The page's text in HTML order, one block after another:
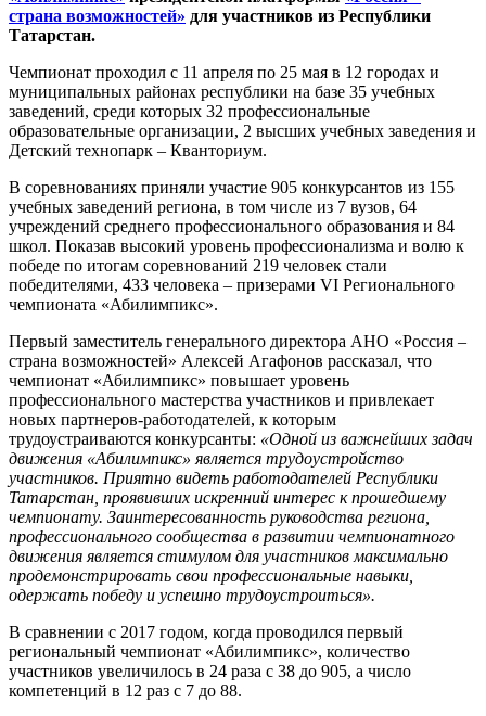
страна возможностей» для участников из Республики
Татарстан.
Чемпионат проходил с 11 апреля по 25 мая в 12 городах и
муниципальных районах республики на базе 35 учебных
заведений, среди которых 32 профессиональные
образовательные организации, 2 высших учебных заведения и
Детский технопарк – Кванториум.
В соревнованиях приняли участие 905 конкурсантов из 155
учебных заведений региона, в том числе из 7 вузов, 64
учреждений среднего профессионального образования и 84
школ. Показав высокий уровень профессионализма и волю к
победе по итогам соревнований 219 человек стали
победителями, 433 человека – призерами VI Регионального
чемпионата «Абилимпикс».
Первый заместитель генерального директора АНО «Россия –
страна возможностей» Алексей Агафонов рассказал, что
чемпионат «Абилимпикс» повышает уровень
профессионального мастерства участников и привлекает
новых партнеров-работодателей, к которым
трудоустраиваются конкурсанты: «Одной из важнейших задач
движения «Абилимпикс» является трудоустройство
участников. Приятно видеть работодателей Республики
Татарстан, проявивших искренний интерес к прошедшему
чемпионату. Заинтересованность руководства региона,
профессионального сообщества в развитии чемпионатного
движения является стимулом для участников максимально
продемонстрировать свои профессиональные навыки,
одержать победу и успешно трудоустроиться».
В сравнении с 2017 годом, когда проводился первый
региональный чемпионат «Абилимпикс», количество
участников увеличилось в 24 раза с 38 до 905, а число
компетенций в 12 раз с 7 до 88.